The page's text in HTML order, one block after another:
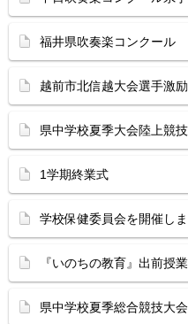
福井県吹奏楽コンクール
越前市北信越大会選手激
県中学校夏季大会陸上競技
1学期終業式
学校保健委員会を開催し
『いのちの教育』出前授
県中学校夏季総合競技